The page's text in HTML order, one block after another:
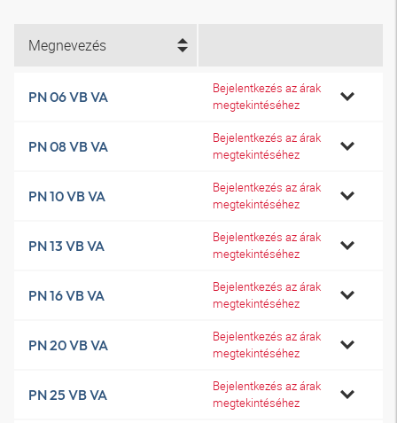
Megnevezés
PN 06 VB VA
Bejelentkezés az árak
megtekintéséhez
PN 08 VB VA
Bejelentkezés az árak
megtekintéséhez
PN 10 VB VA
Bejelentkezés az árak
megtekintéséhez
PN 13 VB VA
Bejelentkezés az árak
megtekintéséhez
PN 16 VB VA
Bejelentkezés az árak
megtekintéséhez
PN 20 VB VA
Bejelentkezés az árak
megtekintéséhez
PN 25 VB VA
Bejelentkezés az árak
megtekintéséhez